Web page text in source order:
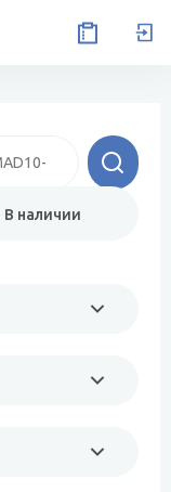
В наличии